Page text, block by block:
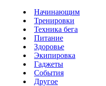
Начинающим
Тренировки
Техника бега
Питание
Здоровье
Экипировка
Гаджеты
События
Другое